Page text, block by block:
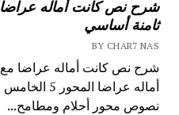
شرح نص كانت أماله عراضا
ثامنة أساسي
BY CHAR7 NAS
شرح نص كانت أماله عراضا مع
أماله
نصوص محور أحلام ومطامح...